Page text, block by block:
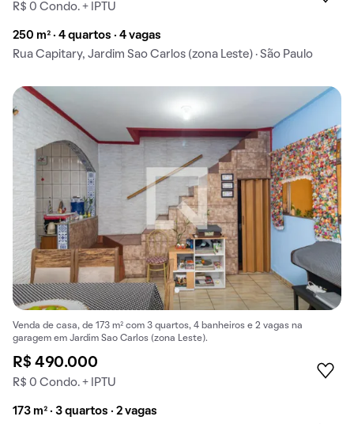
R$ 0 Condo. + IPTU
250 m² · 4 quartos · 4 vagas
Rua Capitary, Jardim Sao Carlos (zona Leste) · São Paulo
Venda de casa, de 173 m² com 3 quartos, 4 banheiros e 2 vagas na
garagem em Jardim Sao Carlos (zona Leste).
R$ 490.000
R$ 0 Condo. + IPTU
173 m² · 3 quartos · 2 vagas